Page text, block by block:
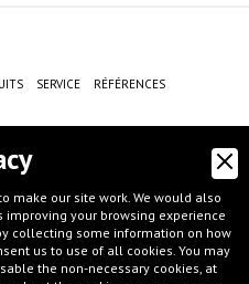
SERVICE RÉFÉRENCES
EMPLOI SECTEURS
make our site work. We would also
your browsing experience
collecting some information on how
us to use of all cookies. You may
the non-necessary cookies, at